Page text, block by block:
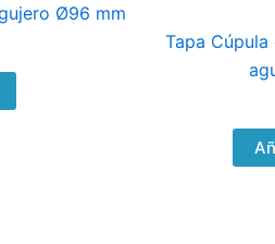
Ø96 mm
Tapa